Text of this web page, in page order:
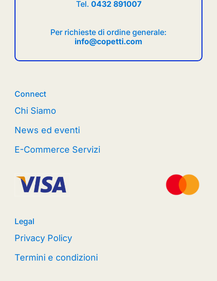
Tel. 0432 891007
Per richieste di ordine generale:
info@copetti.com
Connect
Chi Siamo
News ed eventi
E-Commerce Servizi
Legal
Privacy Policy
Termini e condizioni